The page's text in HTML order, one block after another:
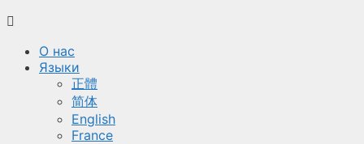
О нас
Языки
正體
简体
English
France